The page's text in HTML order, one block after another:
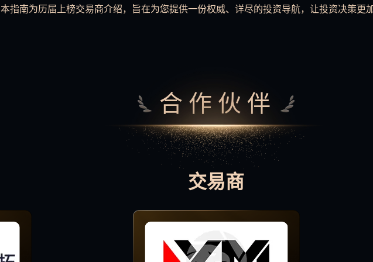
本指南为历届上榜交易商介绍，旨在为您提供一份权威、详尽的投资导航，让投资决策更
合作伙伴
交易商